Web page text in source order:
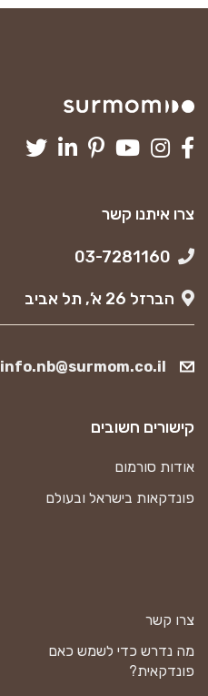
צרו איתנו קשר
הברזל 26 א’, תל אביב
info.nb@surmom.co.il
צרו קשר
מה נדרש כדי לשמש כאם
פונדקאית?
קישורים חשובים
אודות סורמום
פונדקאות בישראל ובעולם